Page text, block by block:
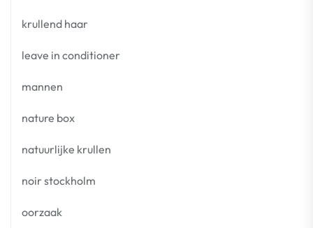
krullend haar
leave in conditioner
mannen
nature box
natuurlijke krullen
noir stockholm
oorzaak